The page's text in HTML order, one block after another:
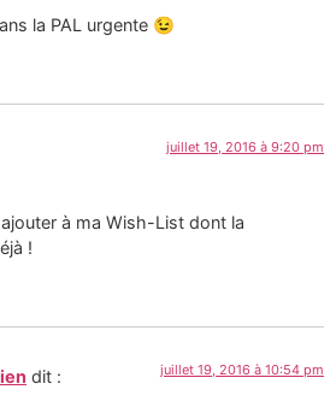
la PAL urgente 😉
juillet 19, 2016 à 9:20 pm
à ma Wish-List dont la
!
dit : juillet 19, 2016 à 10:54 pm